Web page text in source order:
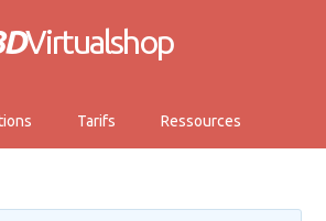
Virtualshop
Tarifs Ressources